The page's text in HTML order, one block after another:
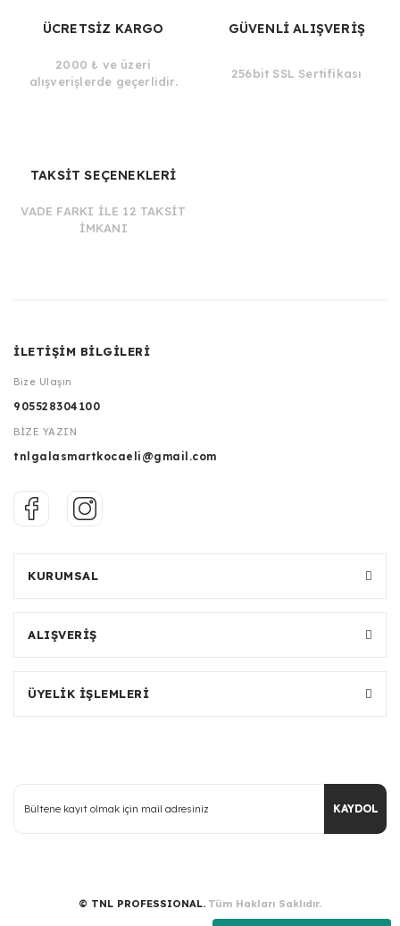
ÜCRETSİZ KARGO
2000 ₺ ve üzeri
alışverişlerde geçerlidir.
GÜVENLİ ALIŞVERİŞ
256bit SSL Sertifikası
TAKSİT SEÇENEKLERİ
VADE FARKI İLE 12 TAKSİT
İMKANI
İLETİŞİM BİLGİLERİ
Bize Ulaşın
905528304100
BİZE YAZIN
tnlgalasmartkocaeli@gmail.com
KURUMSAL
ALIŞVERİŞ
ÜYELİK İŞLEMLERİ
KAYDOL
© TNL PROFESSIONAL. Tüm Hakları Saklıdır.